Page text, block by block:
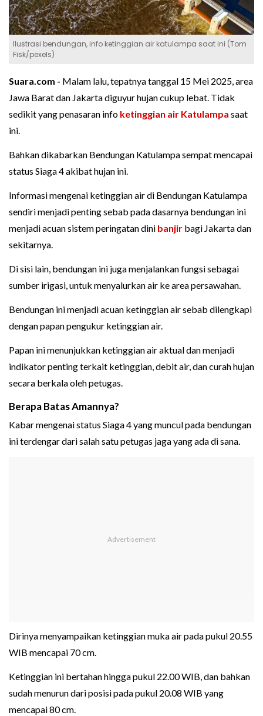
Ilustrasi bendungan, info ketinggian air katulampa saat ini (Tom
Fisk/pexels)
Suara.com - Malam lalu, tepatnya tanggal 15 Mei 2025, area
Jawa Barat dan Jakarta diguyur hujan cukup lebat. Tidak
sedikit yang penasaran info ketinggian air Katulampa saat
ini.
Bahkan dikabarkan Bendungan Katulampa sempat mencapai
status Siaga 4 akibat hujan ini.
Informasi mengenai ketinggian air di Bendungan Katulampa
sendiri menjadi penting sebab pada dasarnya bendungan ini
menjadi acuan sistem peringatan dini banjir bagi Jakarta dan
sekitarnya.
Di sisi lain, bendungan ini juga menjalankan fungsi sebagai
sumber irigasi, untuk menyalurkan air ke area persawahan.
Bendungan ini menjadi acuan ketinggian air sebab dilengkapi
dengan papan pengukur ketinggian air.
Papan ini menunjukkan ketinggian air aktual dan menjadi
indikator penting terkait ketinggian, debit air, dan curah hujan
secara berkala oleh petugas.
Berapa Batas Amannya?
Kabar mengenai status Siaga 4 yang muncul pada bendungan
ini terdengar dari salah satu petugas jaga yang ada di sana.
Dirinya menyampaikan ketinggian muka air pada pukul 20.55
WIB mencapai 70 cm.
Ketinggian ini bertahan hingga pukul 22.00 WIB, dan bahkan
sudah menurun dari posisi pada pukul 20.08 WIB yang
mencapai 80 cm.